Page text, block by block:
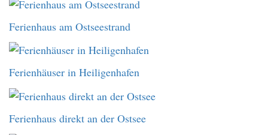
Ferienhaus am Ostseestrand
Ferienhäuser in Heiligenhafen
Ferienhaus direkt an der Ostsee